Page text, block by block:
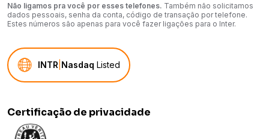
Estéreo
Sim
Sistema de TV
- NTSC - ISDB-TB - PAL-N - PAL-M
Potência de áudio total (RMS)
20W
Não ligamos pra você por esses telefones. Também não solicitamos
dados pessoais, senha da conta, código de transação por telefone.
Estes números são apenas para você fazer ligações para o Inter.
INTR Nasdaq Listed
Certificação de privacidade